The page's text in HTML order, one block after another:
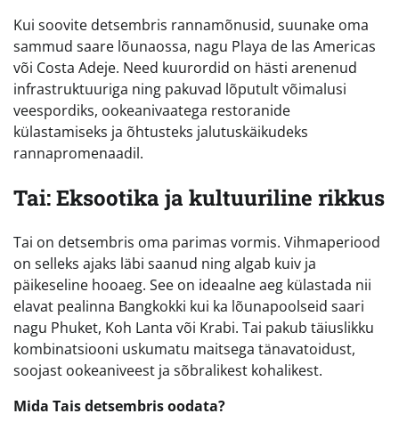
Kui soovite detsembris rannamõnusid, suunake oma
sammud saare lõunaossa, nagu Playa de las Americas
või Costa Adeje. Need kuurordid on hästi arenenud
infrastruktuuriga ning pakuvad lõputult võimalusi
veespordiks, ookeanivaatega restoranide
külastamiseks ja õhtusteks jalutuskäikudeks
rannapromenaadil.
Tai: Eksootika ja kultuuriline rikkus
Tai on detsembris oma parimas vormis. Vihmaperiood
on selleks ajaks läbi saanud ning algab kuiv ja
päikeseline hooaeg. See on ideaalne aeg külastada nii
elavat pealinna Bangkokki kui ka lõunapoolseid saari
nagu Phuket, Koh Lanta või Krabi. Tai pakub täiuslikku
kombinatsiooni uskumatu maitsega tänavatoidust,
soojast ookeaniveest ja sõbralikest kohalikest.
Mida Tais detsembris oodata?